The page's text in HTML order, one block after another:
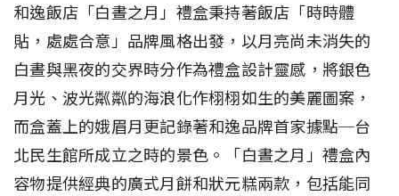
和逸飯店「白晝之月」禮盒秉持著飯店「時時體
貼，處處合意」品牌風格出發，以月亮尚未消失的
白晝與黑夜的交界時分作為禮盒設計靈感，將銀色
月光、波光粼粼的海浪化作栩栩如生的美麗圖案，
而盒蓋上的娥眉月更記錄著和逸品牌首家據點─台
北民生館所成立之時的景色。「白晝之月」禮盒內
容物提供經典的廣式月餅和狀元糕兩款，包括能同